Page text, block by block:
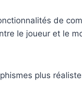
de
le joueur et le
plus